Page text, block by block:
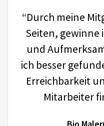
“Durch meine
Seiten, gewinne
und
ich besser
Erreichbarkeit
Mitarbeiter
Bio